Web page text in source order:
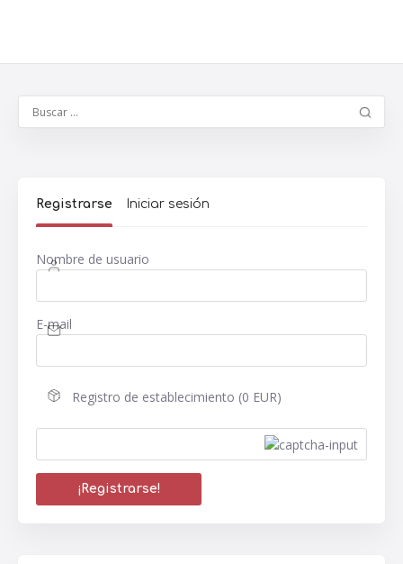
Registrarse Iniciar sesión
Nombre de usuario
E-mail
Registro de establecimiento (0 EUR)